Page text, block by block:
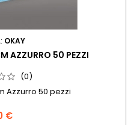
OKAY
AZZURRO 50 PEZZI
(0)
Azzurro 50 pezzi
€